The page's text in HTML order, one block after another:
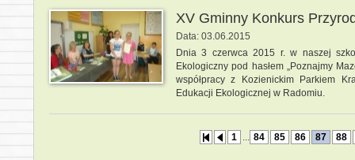
XV Gminny Konkurs
Data: 03.06.2015
Dnia 3 czerwca 2015 r. w naszej
Ekologiczny pod hasłem „Poznajmy
współpracy z Kozienickim Parkiem
Edukacji Ekologicznej w Radomiu.
1 ... 84 85 86 87 88